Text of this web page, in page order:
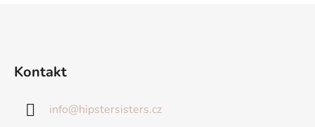
Kontakt
info@hipstersisters.cz